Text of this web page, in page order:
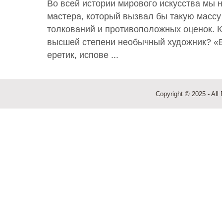
Во всей истории мирового искусства мы
мастера, который вызвал бы такую
толкований и противоположных оценок.
высшей степени необычный художник?
еретик, испове ...
Copyright © 2025 - All